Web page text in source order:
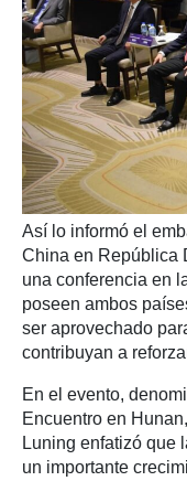
Así lo informó el
China en República
una conferencia en
poseen ambos
ser aprovechado
contribuyan a
En el evento,
Encuentro en
Luning enfatizó que
un importante